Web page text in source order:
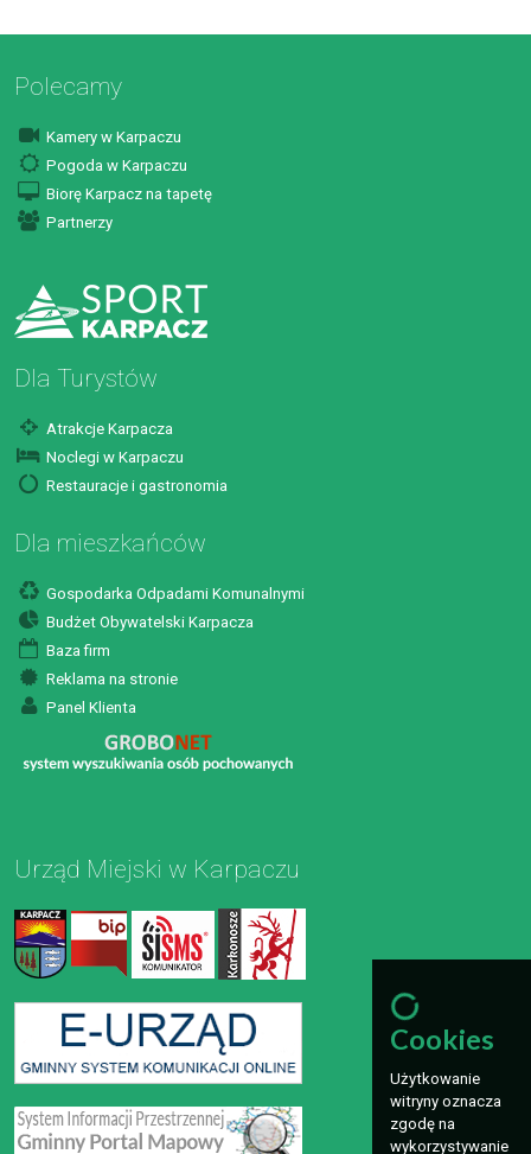
Polecamy
Kamery w Karpaczu
Pogoda w Karpaczu
Biorę Karpacz na tapetę
Partnerzy
Dla Turystów
Atrakcje Karpacza
Noclegi w Karpaczu
Restauracje i gastronomia
Dla mieszkańców
Gospodarka Odpadami Komunalnymi
Budżet Obywatelski Karpacza
Baza firm
Reklama na stronie
Panel Klienta
Urząd Miejski w Karpaczu
Cookies
Użytkowanie
witryny oznacza
zgodę na
wykorzystywanie